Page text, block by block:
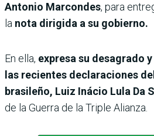
Antonio Marcondes, para
la nota dirigida a su gobierno.
En ella, expresa su desagrado
las recientes declaraciones
brasileño, Luiz Inácio Lula Da
de la Guerra de la Triple Alianza.